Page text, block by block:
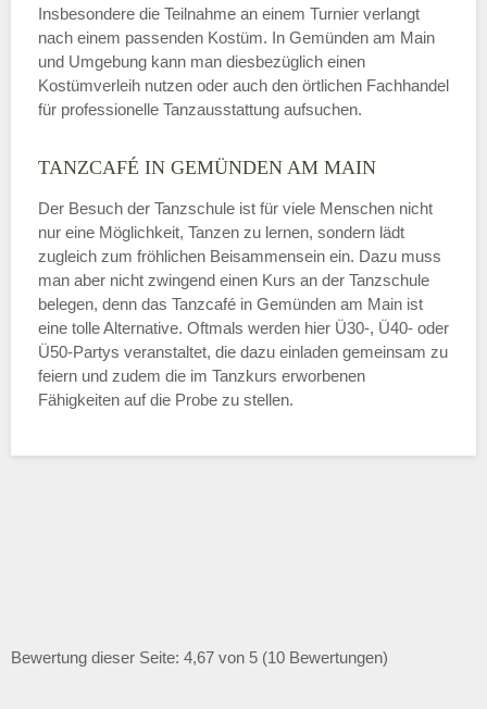
Insbesondere die Teilnahme an einem Turnier verlangt
nach einem passenden Kostüm. In Gemünden am Main
und Umgebung kann man diesbezüglich einen
Kostümverleih nutzen oder auch den örtlichen Fachhandel
für professionelle Tanzausstattung aufsuchen.
TANZCAFÉ IN GEMÜNDEN AM MAIN
Der Besuch der Tanzschule ist für viele Menschen nicht
nur eine Möglichkeit, Tanzen zu lernen, sondern lädt
zugleich zum fröhlichen Beisammensein ein. Dazu muss
man aber nicht zwingend einen Kurs an der Tanzschule
belegen, denn das Tanzcafé in Gemünden am Main ist
eine tolle Alternative. Oftmals werden hier Ü30-, Ü40- oder
Ü50-Partys veranstaltet, die dazu einladen gemeinsam zu
feiern und zudem die im Tanzkurs erworbenen
Fähigkeiten auf die Probe zu stellen.
Bewertung dieser Seite: 4,67 von 5 (10 Bewertungen)